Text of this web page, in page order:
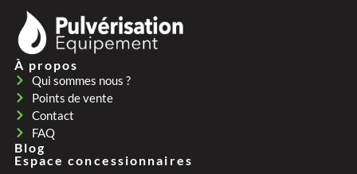
À propos
Qui sommes nous ?
Points de vente
Contact
FAQ
Blog
Espace concessionnaires